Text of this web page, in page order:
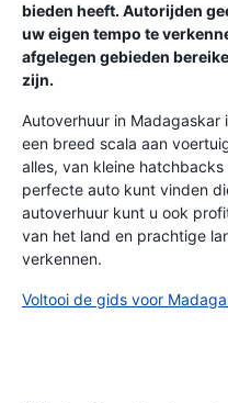
bieden heeft. Autorijden
uw eigen tempo te
afgelegen gebieden
zijn.
Autoverhuur in
een breed scala aan
alles, van kleine
perfecte auto kunt vinden
autoverhuur kunt u ook
van het land en prachtige
verkennen.
Voltooi de gids voor